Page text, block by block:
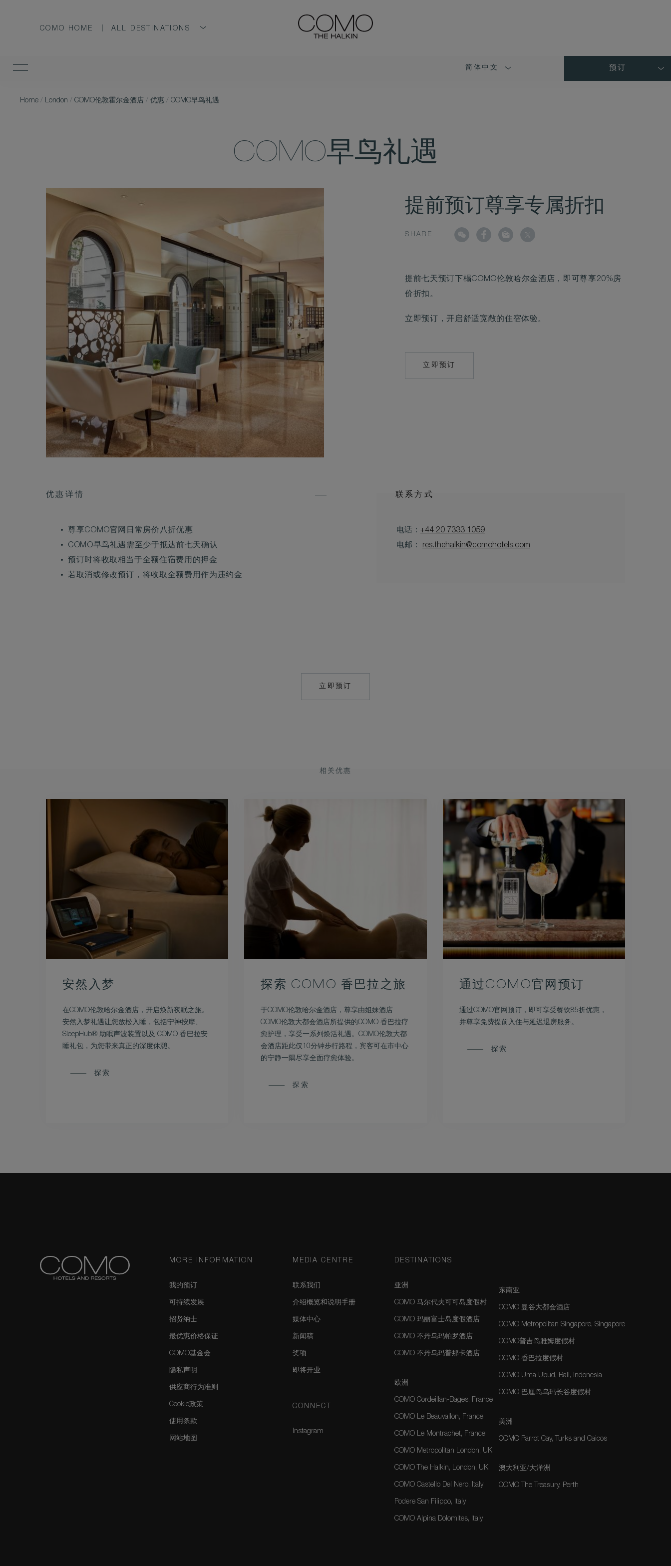
COMO HOME ALL DESTINATIONS
简体中文 预订
Home / London / COMO伦敦霍尔金酒店 / 优惠 / COMO早鸟礼遇
COMO早鸟礼遇
提前预订尊享专属折扣
SHARE
提前七天预订下榻COMO伦敦哈尔金酒店，即可尊享20%房
价折扣。
立即预订，开启舒适宽敞的住宿体验。
立即预订
优惠详情
尊享COMO官网日常房价八折优惠
COMO早鸟礼遇需至少于抵达前七天确认
预订时将收取相当于全额住宿费用的押金
若取消或修改预订，将收取全额费用作为违约金
联系方式
电话： +44 20 7333 1059
电邮： res.thehalkin@comohotels.com
立即预订
HTTPS://RESERVATIONS.COMOHOTELS.COM/?
HOTEL=27585&CHAIN=10327&PROMO=PROADVAN
相关优惠
安然入梦
在COMO伦敦哈尔金酒店，开启焕新夜眠之旅。
安然入梦礼遇让您放松入睡，包括宁神按摩、
SleepHub® 助眠声波装置以及 COMO 香巴拉安
睡礼包，为您带来真正的深度休憩。
探索
探索 COMO 香巴拉之旅
于COMO伦敦哈尔金酒店，尊享由姐妹酒店
COMO伦敦大都会酒店所提供的COMO 香巴拉疗
愈护理，享受一系列焕活礼遇。COMO伦敦大都
会酒店距此仅10分钟步行路程，宾客可在市中心
的宁静一隅尽享全面疗愈体验。
探索
通过COMO官网预订
通过COMO官网预订，即可享受餐饮85折优惠，
并尊享免费提前入住与延迟退房服务。
探索
MORE INFORMATION
我的预订
可持续发展
招贤纳士
最优惠价格保证
COMO基金会
隐私声明
供应商行为准则
Cookie政策
使用条款
网站地图
MEDIA CENTRE
联系我们
介绍概览和说明手册
媒体中心
新闻稿
奖项
即将开业
CONNECT
Instagram
DESTINATIONS
亚洲
COMO 马尔代夫可可岛度假村
COMO 玛丽富士岛度假酒店
COMO 不丹乌玛帕罗酒店
COMO 不丹乌玛普那卡酒店
欧洲
COMO Cordeillan-Bages, France
COMO Le Beauvallon, France
COMO Le Montrachet, France
COMO Metropolitan London, UK
COMO The Halkin, London, UK
COMO Castello Del Nero, Italy
Podere San Filippo, Italy
COMO Alpina Dolomites, Italy
东南亚
COMO 曼谷大都会酒店
COMO Metropolitan Singapore, Singapore
COMO普吉岛雅姆度假村
COMO 香巴拉度假村
COMO Uma Ubud, Bali, Indonesia
COMO 巴厘岛乌玛长谷度假村
美洲
COMO Parrot Cay, Turks and Caicos
澳大利亚/大洋洲
COMO The Treasury, Perth